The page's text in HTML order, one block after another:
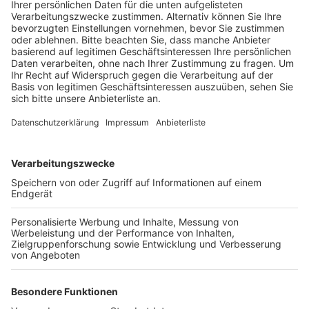
Anzeige
Die Soko wird keine aktuellen Mordfälle mehr
übernehmen, sondern ausschließlich an den rund 200
ungeklärten Mordfällen der letzten 50 Jahren
Bergischen oder dem Rhein Erft Kreis. Kölns Kripochef
wolle auch den Angehörigen der Opfer Klarheit bringen
und ein deutliches Zeichen an die Täter senden. Sie
sollen nicht glauben, dass sie am Ende ungeschoren
davon kommen, denn Mord verjährt nicht. Zu den Cold
Cases, die neue Ermittlungsansätze haben, gehören
zum Beispiel der Sexualmord an einer 16 Jährigen in
Poll oder der Mord an einem Homosexuellen in der
setzen vor allem auf neue Analysemethoden bei der